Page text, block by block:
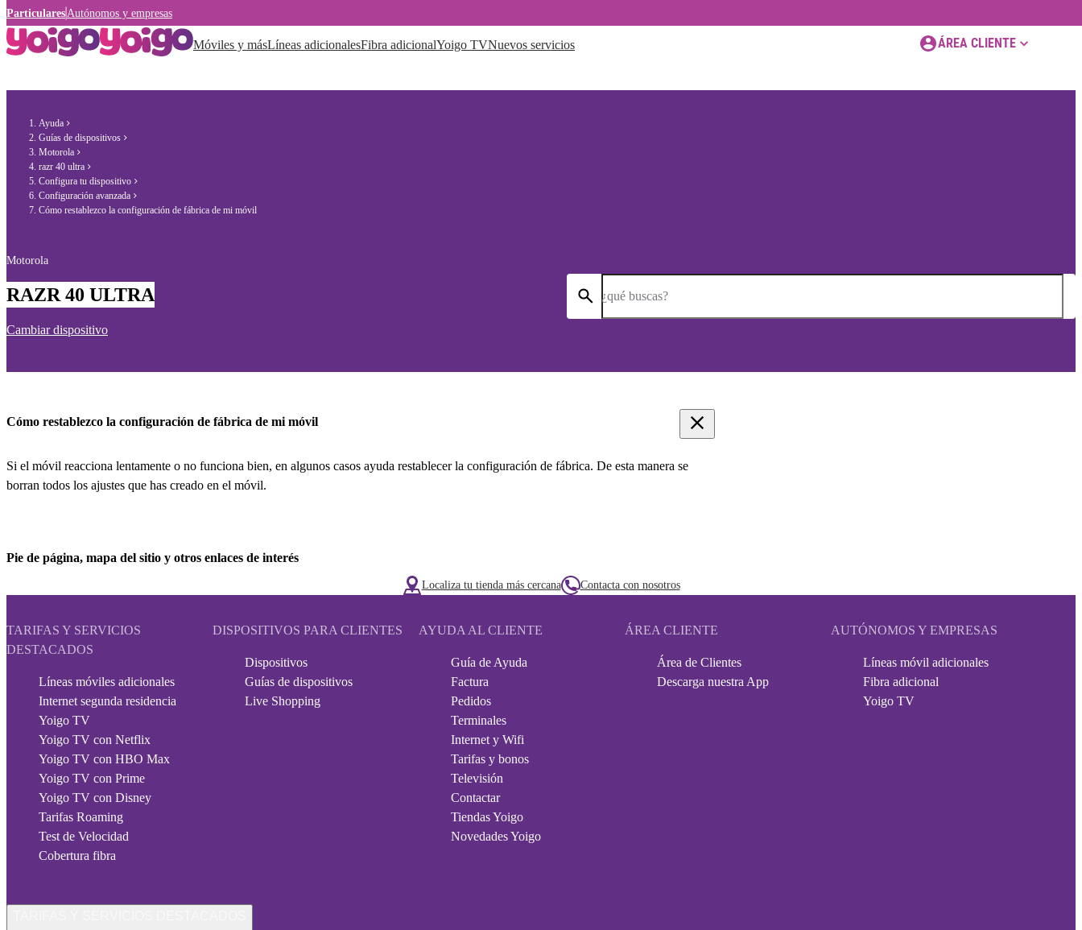
Particulares Autónomos y empresas
Móviles y másLíneas adicionalesFibra adicionalYoigo TVNuevos servicios ÁREA CLIENTE
Ayuda
Guías de dispositivos
Motorola
razr 40 ultra
Configura tu dispositivo
Configuración avanzada
Cómo restablezco la configuración de fábrica de mi móvil
Motorola
RAZR 40 ULTRA
Cambiar dispositivo
¿qué buscas?
Cómo restablezco la configuración de fábrica de mi móvil
Si el móvil reacciona lentamente o no funciona bien, en algunos casos ayuda restablecer la configuración de fábrica. De esta manera se
borran todos los ajustes que has creado en el móvil.
Pie de página, mapa del sitio y otros enlaces de interés
Localiza tu tienda más cercana Contacta con nosotros
TARIFAS Y SERVICIOS
DESTACADOS
Líneas móviles adicionales
Internet segunda residencia
Yoigo TV
Yoigo TV con Netflix
Yoigo TV con HBO Max
Yoigo TV con Prime
Yoigo TV con Disney
Tarifas Roaming
Test de Velocidad
Cobertura fibra
DISPOSITIVOS PARA CLIENTES
Dispositivos
Guías de dispositivos
Live Shopping
AYUDA AL CLIENTE
Guía de Ayuda
Factura
Pedidos
Terminales
Internet y Wifi
Tarifas y bonos
Televisión
Contactar
Tiendas Yoigo
Novedades Yoigo
ÁREA CLIENTE
Área de Clientes
Descarga nuestra App
AUTÓNOMOS Y EMPRESAS
Líneas móvil adicionales
Fibra adicional
Yoigo TV